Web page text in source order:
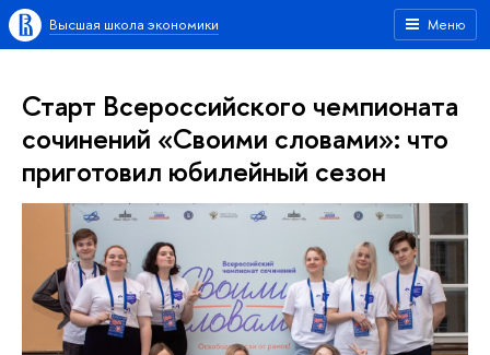
Меню
Высшая школа экономики
Старт Всероссийского чемпионата
сочинений «Своими словами»: что
приготовил юбилейный сезон